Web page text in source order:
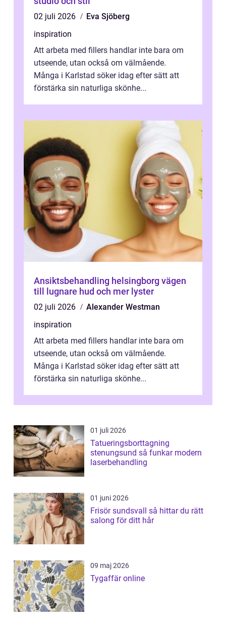
02 juli 2026
Eva Sjöberg
inspiration
Att arbeta med fillers handlar inte bara om
utseende, utan också om välmående.
Många i Karlstad söker idag efter sätt att
förstärka sin naturliga skönhe...
Ansiktsbehandling helsingborg vägen
till lugnare hud och mer lyster
02 juli 2026
Alexander Westman
inspiration
Att arbeta med fillers handlar inte bara om
utseende, utan också om välmående.
Många i Karlstad söker idag efter sätt att
förstärka sin naturliga skönhe...
01 juli 2026
Tatueringsborttagning
stenungsund så funkar modern
laserbehandling
01 juni 2026
Frisör sundsvall så hittar du rätt
salong för ditt hår
09 maj 2026
Tygaffär online